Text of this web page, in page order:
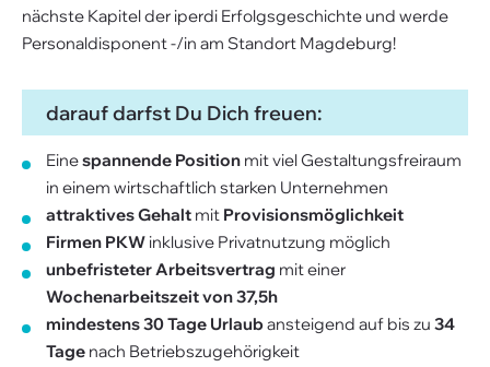
nächste Kapitel der iperdi Erfolgsgeschichte und werde
Personaldisponent -/in am Standort Magdeburg!
darauf darfst Du Dich freuen:
Einespannende Position mit viel Gestaltungsfreiraum
in einem wirtschaftlich starken Unternehmen
attraktives Gehalt mit Provisionsmöglichkeit
Firmen PKW inklusive Privatnutzung möglich
unbefristeter Arbeitsvertrag mit einer
Wochenarbeitszeit von 37,5h
mindestens 30 Tage Urlaubansteigend auf bis zu 34
Tage nach Betriebszugehörigkeit